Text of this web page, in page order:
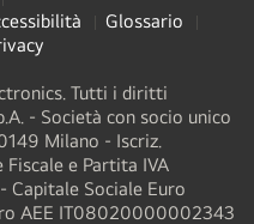
Glossario
Tutti i diritti
- Società con socio unico
Milano - Iscriz.
e Partita IVA
Capitale Sociale Euro
AEE IT08020000002343​